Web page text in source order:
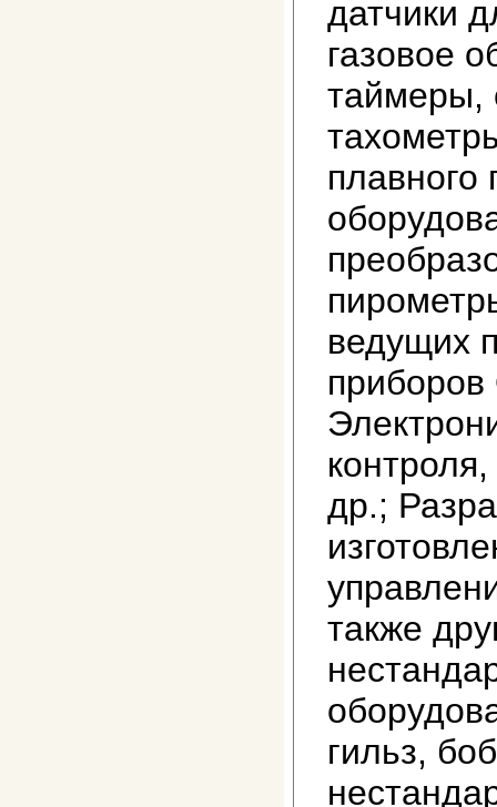
датчики
газовое
таймеры,
плавного
ведущих
др.;
также
гильз,